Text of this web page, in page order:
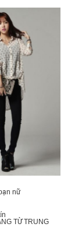
nữ
TỪ TRUNG